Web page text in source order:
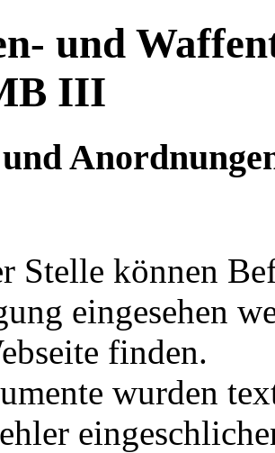
und
III
Stelle können
eingesehen
finden.
wurden